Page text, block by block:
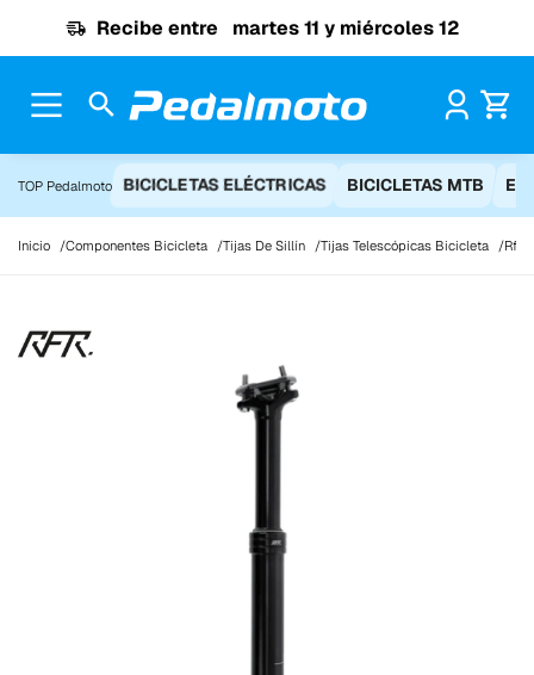
Recibe entre martes 11 y miércoles 12
TOP Pedalmoto BICICLETAS ELÉCTRICAS BICICLETAS MTB
Inicio Componentes Bicicleta Tijas De Sillín Tijas Telescópicas Bicicleta Rfr